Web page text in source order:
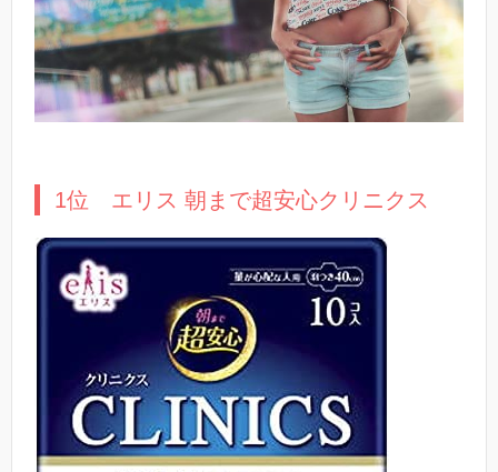
1位 エリス 朝まで超安心クリニクス